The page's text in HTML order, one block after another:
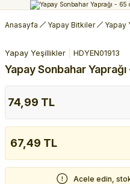
Anasayfa Yapay Bitkiler Yapay
Yapay Yeşillikler HDYEN01913
Yapay Sonbahar
74,99 TL
67,49 TL
Acele edin,